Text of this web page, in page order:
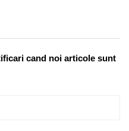
cand noi articole sunt